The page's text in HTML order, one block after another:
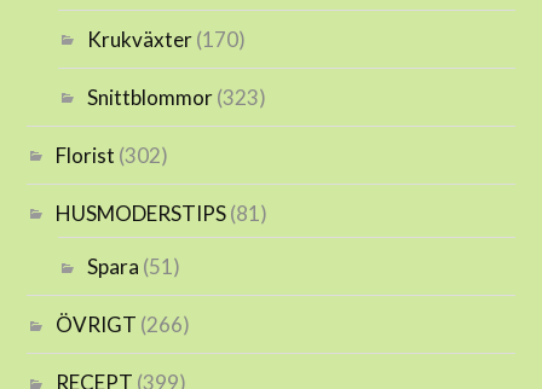
Krukväxter(170)
Snittblommor(323)
Florist (302)
HUSMODERSTIPS(81)
Spara (51)
ÖVRIGT (266)
RECEPT (399)